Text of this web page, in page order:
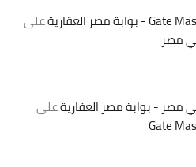
على
مصر
مصر - بوابة مصر العقاريةعلى